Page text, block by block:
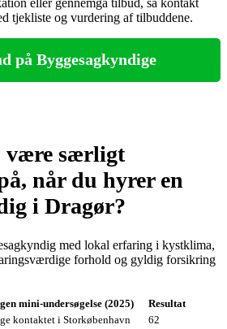
eller gennemgå tilbud, så kontakt
tjekliste og vurdering af tilbuddene.
på Byggesagkyndige
være særligt
når du hyrer en
i Dragør?
med lokal erfaring i kystklima,
forhold og gyldig forsikring
mini‑undersøgelse (2025)
Resultat
kontaktet i Storkøbenhavn
62